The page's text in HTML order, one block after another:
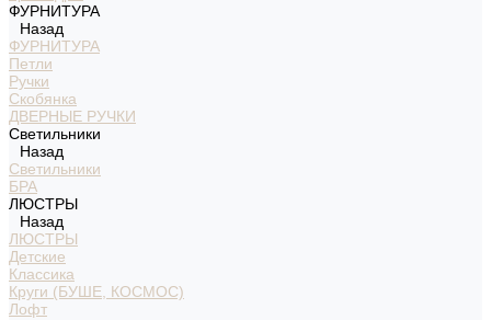
ФУРНИТУРА
Назад
ФУРНИТУРА
Петли
Ручки
Скобянка
ДВЕРНЫЕ РУЧКИ
Светильники
Назад
Светильники
БРА
ЛЮСТРЫ
Назад
ЛЮСТРЫ
Детские
Классика
Круги (БУШЕ, КОСМОС)
Лофт